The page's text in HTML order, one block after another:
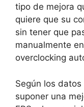
tipo de mejora
quiere que su
sin tener que
manualmente
overclocking
Según los
suponer una